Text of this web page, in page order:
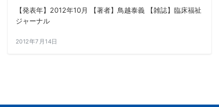
【発表年】2012年10月 【著者】鳥越泰義 【雑誌】臨床福祉
ジャーナル
2012年7月14日